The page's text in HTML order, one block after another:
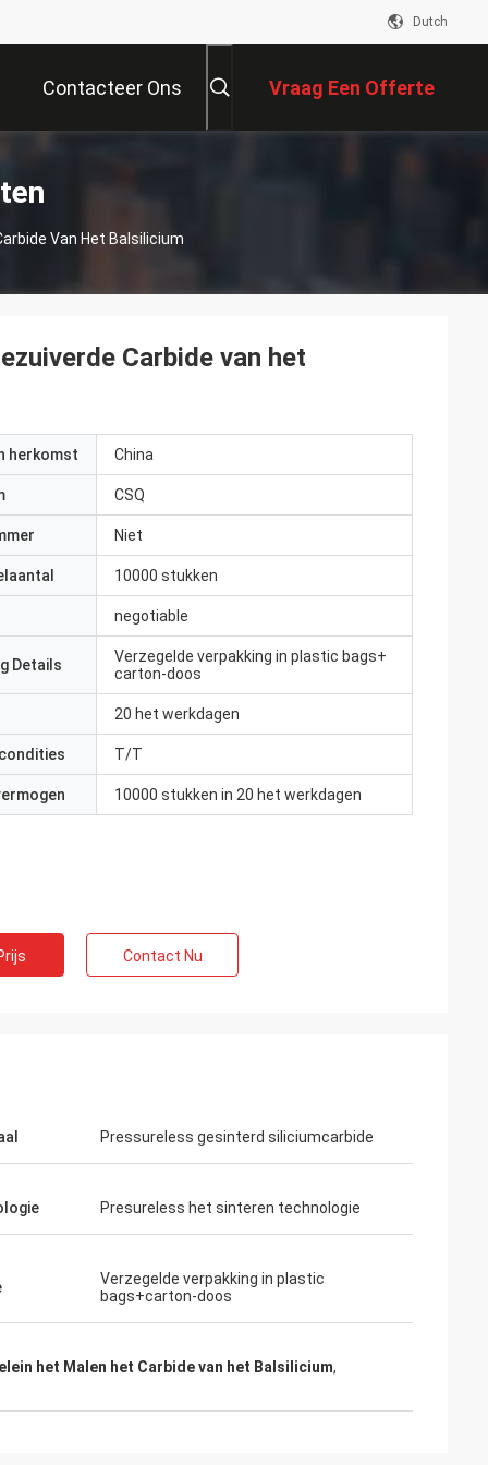
Dutch
Contacteer Ons Vraag Een Offerte
Van Het Balsilicium
Carbide van het
herkomst China
CSQ
Niet
10000 stukken
negotiable
Details
Verzegelde verpakking in plastic bags+
carton-doos
20 het werkdagen
T/T
10000 stukken in 20 het werkdagen
Contact Nu
Pressureless gesinterd siliciumcarbide
Presureless het sinteren technologie
Verzegelde verpakking in plastic
bags+carton-doos
het Malen het Carbide van het Balsilicium,